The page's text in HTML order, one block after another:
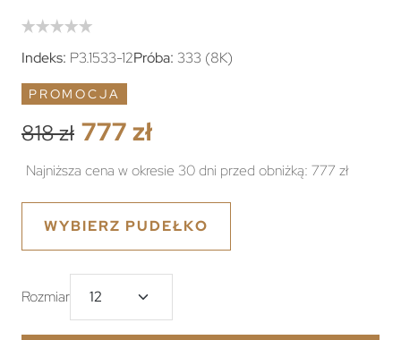
Indeks: P3.1533-12Próba: 333 (8K)
PROMOCJA
818 zł 777 zł
Najniższa cena w okresie 30 dni przed obniżką: 777 zł
WYBIERZ PUDEŁKO
Rozmiar